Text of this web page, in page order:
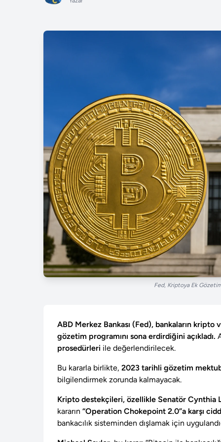
Fed, Kriptoya Ek
ABD Merkez Bankası (Fed), bankaların
gözetim programını sona erdirdiğini açıkladı.
prosedürleri ile değerlendirilecek.
Bu kararla birlikte, 2023 tarihli gözetim
bilgilendirmek zorunda kalmayacak.
Kripto destekçileri, özellikle Senatör Cynthia
kararın “Operation Chokepoint 2.0”a karşı
bankacılık sisteminden dışlamak için